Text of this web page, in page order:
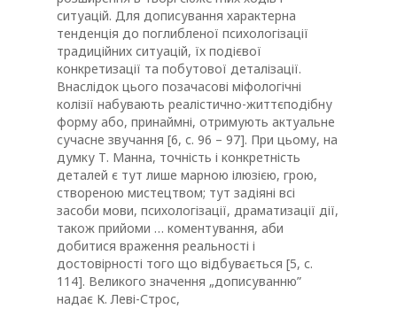
ситуацій. Для дописування характерна
тенденція до поглибленої психологізації
традиційних ситуацій, їх подієвої
конкретизації та побутової деталізації.
Внаслідок цього позачасові міфологічні
колізії набувають реалістично-життєподібну
форму або, принаймні, отримують актуальне
сучасне звучання [6, с. 96 – 97]. При цьому, на
думку Т. Манна, точність і конкретність
деталей є тут лише марною ілюзією, грою,
створеною мистецтвом; тут задіяні всі
засоби мови, психологізації, драматизації дії,
також прийоми … коментування, аби
добитися враження реальності і
достовірності того що відбувається [5, с.
114]. Великого значення „дописуванню”
надає К. Леві-Строс,